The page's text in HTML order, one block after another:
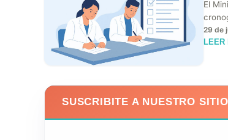
El
29 de
SUSCRIBITE A NUESTRO SITIO